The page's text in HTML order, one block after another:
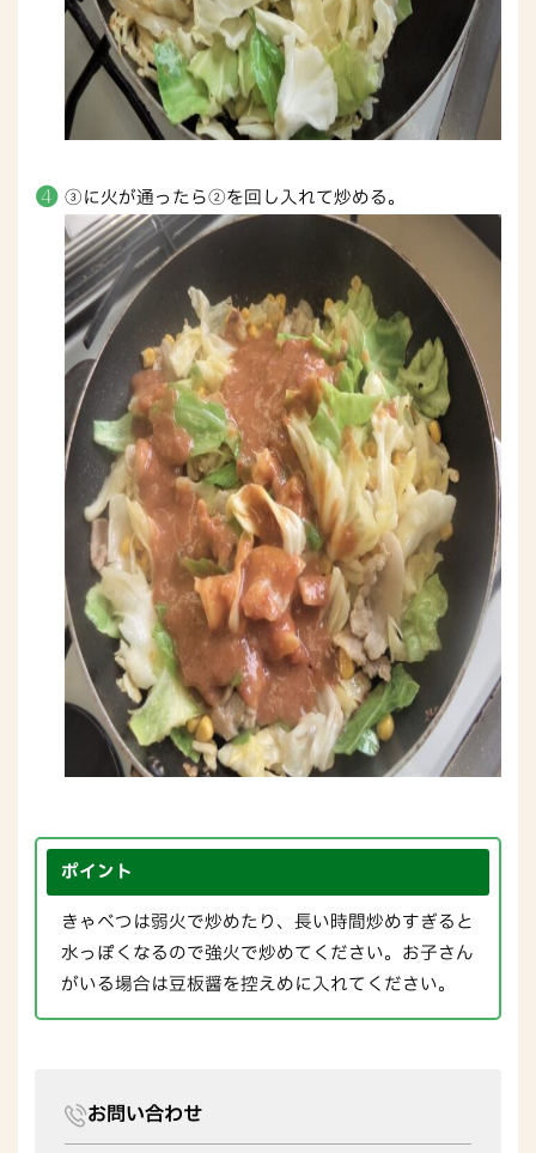
③に火が通ったら②を回し入れて炒める。
ポイント
きゃべつは弱火で炒めたり、長い時間炒めすぎると
水っぽくなるので強火で炒めてください。お子さん
がいる場合は豆板醤を控えめに入れてください。
お問い合わせ